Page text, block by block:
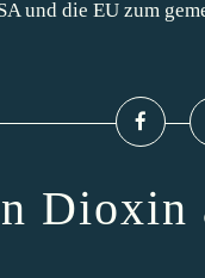
und die EU zum
Dioxin